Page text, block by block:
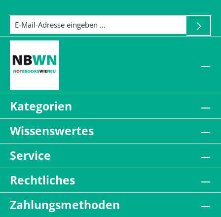
Kategorien
Wissenswertes
Service
Rechtliches
Zahlungsmethoden